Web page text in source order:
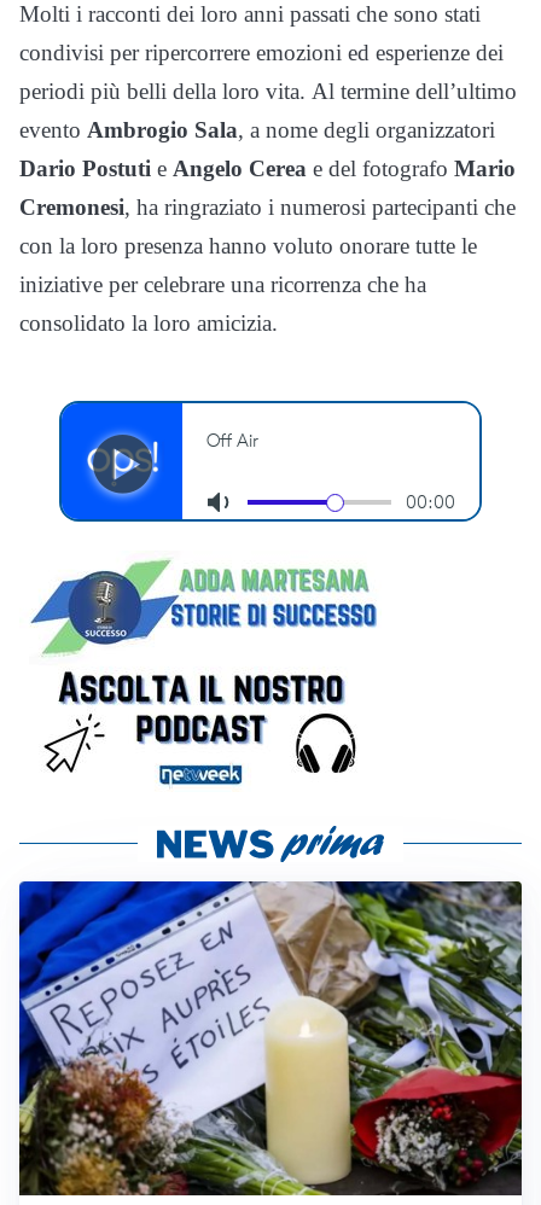
Molti i racconti dei loro anni passati che sono stati
condivisi per ripercorrere emozioni ed esperienze dei
periodi più belli della loro vita. Al termine dell’ultimo
evento Ambrogio Sala, a nome degli organizzatori
Dario Postuti e Angelo Cerea e del fotografo Mario
Cremonesi, ha ringraziato i numerosi partecipanti che
con la loro presenza hanno voluto onorare tutte le
iniziative per celebrare una ricorrenza che ha
consolidato la loro amicizia.